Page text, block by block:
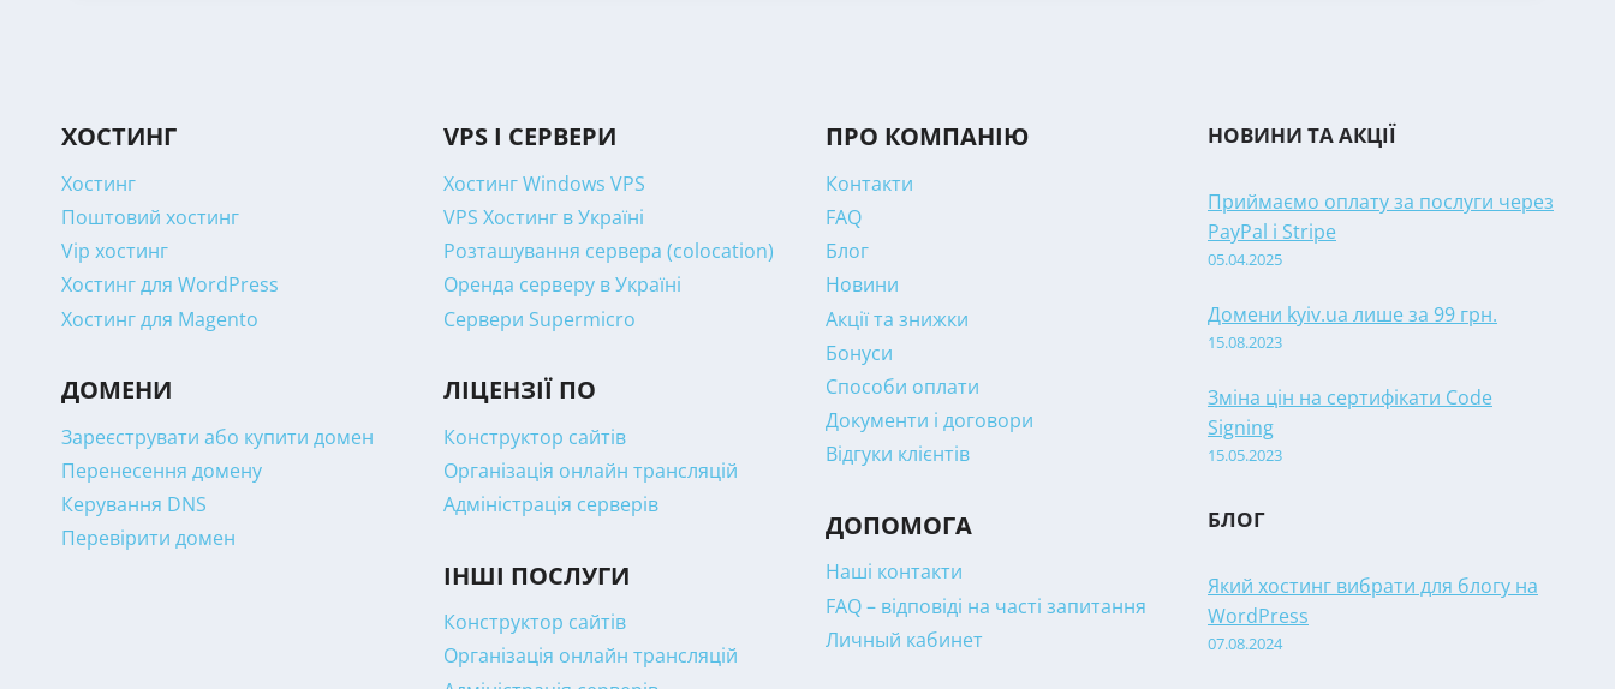
ХОСТИНГ
Хостинг
Поштовий хостинг
Vip хостинг
Хостинг для WordPress
Хостинг для Magento
ДОМЕНИ
Зареєструвати або купити домен
Перенесення домену
Керування DNS
Перевірити домен
VPS І СЕРВЕРИ
Хостинг Windows VPS
VPS Хостинг в Україні
Розташування сервера (colocation)
Оренда серверу в Україні
Сервери Supermicro
ЛІЦЕНЗІЇ ПО
Конструктор сайтів
Організація онлайн трансляцій
Адміністрація серверів
ІНШІ ПОСЛУГИ
Конструктор сайтів
Організація онлайн трансляцій
ПРО КОМПАНІЮ
Контакти
FAQ
Блог
Новини
Акції та знижки
Бонуси
Способи оплати
Документи і договори
Відгуки клієнтів
ДОПОМОГА
Наші контакти
FAQ – відповіді на часті запитання
Личный кабинет
НОВИНИ ТА АКЦІЇ
Приймаємо оплату за послуги через
PayPal і Stripe
05.04.2025
Домени kyiv.ua лише за 99 грн.
15.08.2023
Зміна цін на сертифікати Code
Signing
15.05.2023
БЛОГ
Який хостинг вибрати для блогу на
WordPress
07.08.2024